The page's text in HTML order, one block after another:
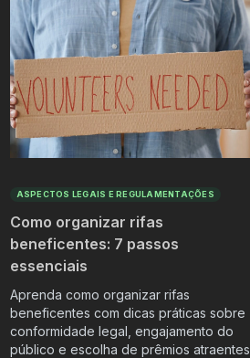
ASPECTOS LEGAIS E REGULAMENTAÇÕES
Como organizar rifas
beneficentes: 7 passos
essenciais
Aprenda como organizar rifas
beneficentes com dicas práticas sobre
conformidade legal, engajamento do
público e escolha de prêmios atraentes